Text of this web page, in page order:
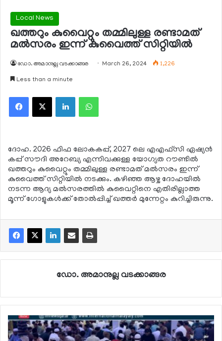
Local News
ഖത്തറും കുവൈറ്റും തമ്മിലുള്ള രണ്ടാമത്
മല്‍സരം ഇന്ന് കുവൈത്ത് സിറ്റിയില്‍
ഡോ. അമാനുല്ല വടക്കാങ്ങര March 26, 2024 1,226
Less than a minute
Facebook
X LinkedInWhatsApp
ദോഹ. 2026 ഫിഫ ലോകകപ്പ്, 2027 ലെ എഎഫ്‌സി ഏഷ്യന്‍
കപ്പ് സൗദി അറേബ്യ എന്നിവക്കുള്ള യോഗ്യത റൗണ്ടില്‍
ഖത്തറും കുവൈറ്റും തമ്മിലുള്ള രണ്ടാമത് മല്‍സരം ഇന്ന്
കുവൈത്ത് സിറ്റിയില്‍ നടക്കും. കഴിഞ്ഞ ആഴ്ച ദോഹയില്‍
നടന്ന ആദ്യ മല്‍സരത്തില്‍ കുവൈറ്റിനെ എതിരില്ലാത്ത
മൂന്ന് ഗോളുകള്‍ക്ക് തോല്‍പ്പിച്ച് ഖത്തര്‍ മുന്നേറ്റം കുറിച്ചിരുന്നു.
ഡോ. അമാനുല്ല വടക്കാങ്ങര